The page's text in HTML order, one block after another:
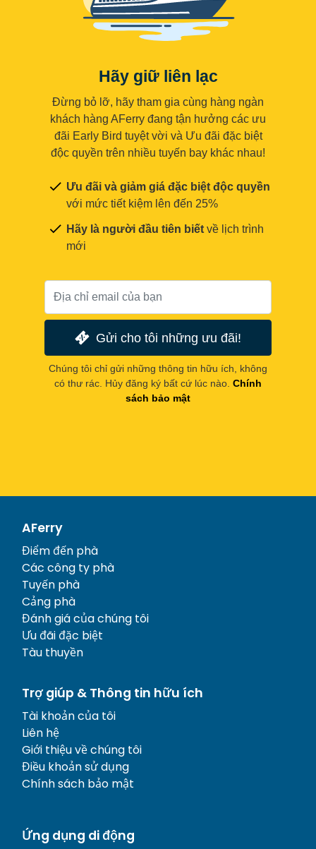
Hãy giữ liên lạc
Đừng bỏ lỡ, hãy tham gia cùng hàng ngàn
khách hàng AFerry đang tận hưởng các ưu
đãi Early Bird tuyệt vời và Ưu đãi đặc biệt
độc quyền trên nhiều tuyến bay khác nhau!
Ưu đãi và giảm giá đặc biệt độc quyền
với mức tiết kiệm lên đến 25%
Hãy là người đầu tiên biết về lịch trình
mới
Gửi cho tôi những ưu đãi!
Chúng tôi chỉ gửi những thông tin hữu ích, không
có thư rác. Hủy đăng ký bất cứ lúc nào. Chính
sách bảo mật
AFerry
Điểm đến phà
Các công ty phà
Tuyến phà
Cảng phà
Đánh giá của chúng tôi
Ưu đãi đặc biệt
Tàu thuyền
Trợ giúp & Thông tin hữu ích
Tài khoản của tôi
Liên hệ
Giới thiệu về chúng tôi
Điều khoản sử dụng
Chính sách bảo mật
Ứng dụng di động